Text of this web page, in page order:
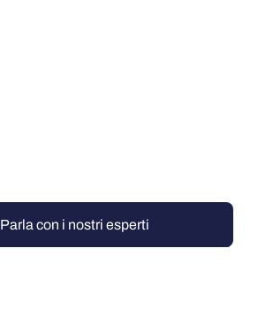
Parla con i nostri esperti